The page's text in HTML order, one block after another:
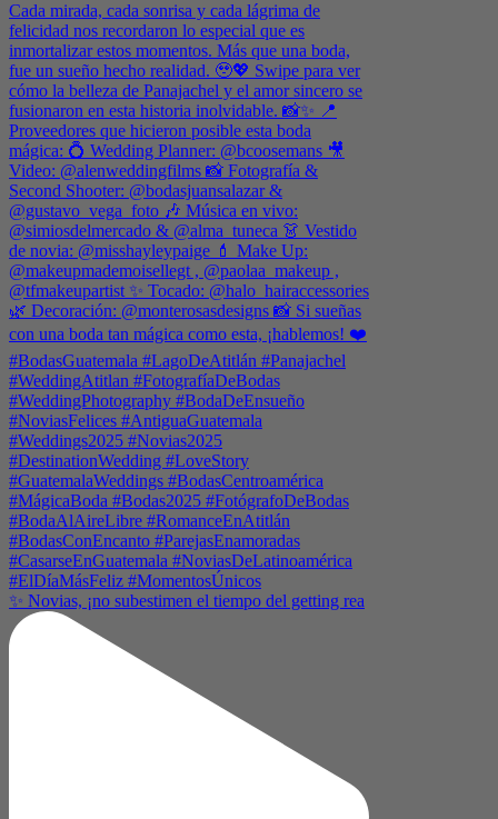
✨ Novias, ¡no subestimen el tiempo del getting rea